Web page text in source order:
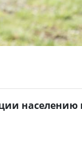
населению